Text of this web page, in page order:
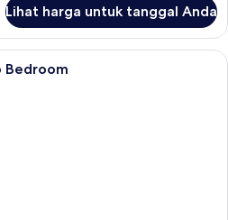
Lihat harga untuk tanggal Anda
Presidential Pool Villa Two Bedroom |
Bedroom